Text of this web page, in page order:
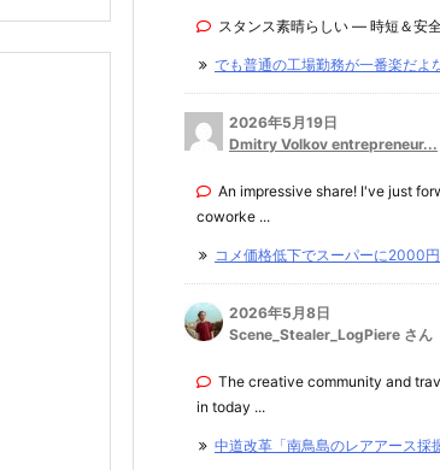
スタンス素晴らしい — 時短＆安全
でも普通の工場勤務が一番楽だよ
2026年5月19日
Dmitry Volkov entrepreneur...
An impressive share! I've just
coworke ...
コメ価格低下でスーパーに2000
2026年5月8日
Scene_Stealer_LogPiere さん
The creative community and
in today ...
中道改革「南鳥島のレアアース採